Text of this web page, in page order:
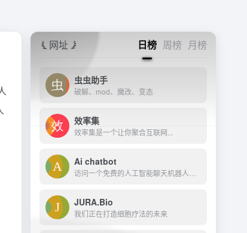
网址 日榜 周榜 月榜
虫虫助手
破解、mod、魔改、变态
效率集
效率集是一个让你聚合互联网...
Ai chatbot
JURA.Bio
我们正在打造细胞疗法的未来